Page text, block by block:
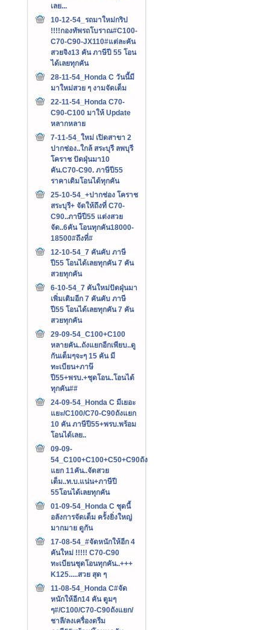
เลย...
10-12-54_รถมาใหม่กริป
!!!!กองทัพรถโบราณ#C100-
C70-C90-JX110#แต่ละคัน
สวยจิง13 คัน ภาษีปี 55 โอน
ได้เลยทุกคัน
28-11-54_Honda C วันนี้มี
มาใหม่สวย ๆ งามจัดเต็ม
22-11-54_Honda C70-
C90-C100 มาให้ Update
หลากหลาย
7-11-54_ใหม่ เปิดสาขา 2
ปากช่อง..ใกล้ สระบุรี ลพบุรี
โคราช ปัดฝุ่นมา10
คัน.C70-C90. ภาษีปี55
ราคาเดิมโอนได้ทุกคัน
25-10-54_+ปากช่อง โคราช
สระบุรี+ จัดให้ถึงที่ C70-
C90..ภาษีปี55 แต่งสวย
จัด..6คัน โอนทุกคัน18000-
18500#ถึงที่#
12-10-54_7 คันคับ ภาษี
ปี55 โอนได้เลยทุกคัน 7 คัน
สวยทุกคัน
6-10-54_7 คันใหม่ปัดฝุ่นมา
เพิ่มเติมอีก 7 คันคับ ภาษี
ปี55 โอนได้เลยทุกคัน 7 คัน
สวยทุกคัน
29-09-54_C100+C100
หลายคัน..ถังแยกอีกเพียบ..ดู
กันเต็มๆจะๆ 15 คัน มี
ทะเบียน+ภาษ๊
ปี55+พรบ.+ชุดโอน..โอนได้
ทุกคัน##
24-09-54_Honda C มีเยอะ
แยะ/C100/C70-C90ถังแยก
10 คัน ภาษีปี55+พรบ.พร้อม
โอนได้เลย..
09-09-
54_C100+C100+C50+C90ถัง
แยก 11คัน..จัดสวย
เต็ม..ท.บ.แน่น+ภาษีปี
55โอนได้เลยทุกคัน
01-09-54_Honda C ชุดนี้
อลังการจัดเต็ม ครั้งยิ่งใหญ่
มากมาย ดูกัน
17-08-54_#จัดหนักให้อีก 4
คันใหม่ !!!!! C70-C90
ทะเบียนชุดโอนทุกคัน..+++‏
K125.....สวย สุด ๆ
11-08-54_Honda C#จัด
หนักให้อีก14 คัน ตูมๆ
ๆ#/C100/C70-C90ถังแยก/
ชาลี/ลงเครื่องดรีม